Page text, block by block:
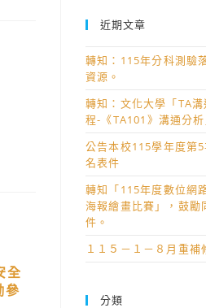
全
參
近期文章
轉知：115年分科測驗
資源。
轉知：文化大學「TA
程-《TA101》溝通分
公告本校115學年度第
名表件
轉知「115年度數位網
海報繪畫比賽」，鼓勵
件。
１１５－１－８月重補
分類